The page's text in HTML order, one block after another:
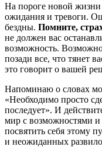
На пороге новой жизни
ожидания и тревоги.
бездны. Помните,
не должен вас
возможность.
позади все, что тянет
это говорит о вашей
Напоминаю о словах
«Необходимо просто
последует». И
мир с возможностями
посвятить себя этому
и неожиданных